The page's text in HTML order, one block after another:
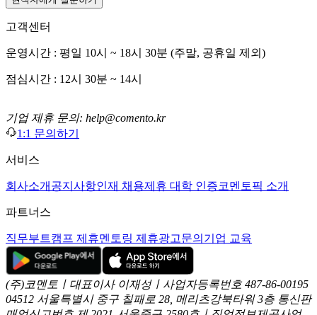
고객센터
운영시간 : 평일 10시 ~ 18시 30분 (주말, 공휴일 제외)
점심시간 : 12시 30분 ~ 14시
기업 제휴 문의: help@comento.kr
1:1 문의하기
서비스
회사소개 공지사항인재 채용제휴 대학 인증코멘토픽 소개
파트너스
직무부트캠프 제휴멘토링 제휴광고문의 기업 교육
(주)코멘토ㅣ대표이사 이재성ㅣ사업자등록번호 487-86-00195
04512 서울특별시 중구 칠패로 28, 메리츠강북타워 3층 통신판